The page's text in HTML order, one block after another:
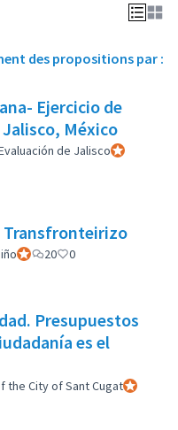
des propositions par :
Ejercicio de
México
de JaliscoParticipant
Participant officiel
20 0
Presupuestos
es el
the City of Sant Cugat